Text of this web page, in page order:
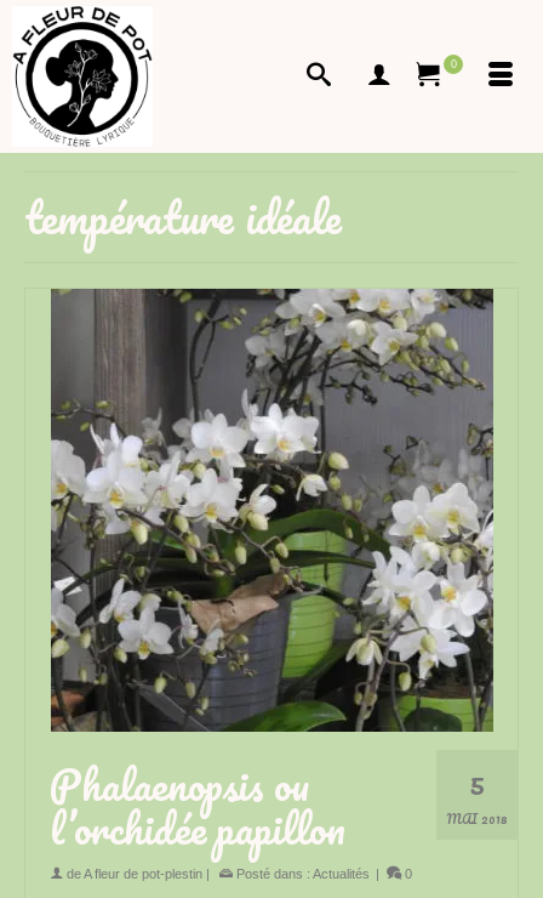
0
température idéale
5
MAI 2018
Phalaenopsis ou
l’orchidée papillon
deA fleur de pot-plestin | Posté dans : Actualités | 0